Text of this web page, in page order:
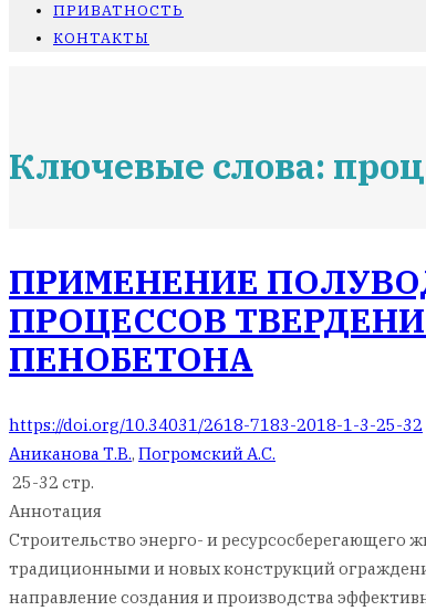
ПРИВАТНОСТЬ
КОНТАКТЫ
Ключевые слова:
ПРИМЕНЕНИЕ
ПРОЦЕССОВ
ПЕНОБЕТОНА
https://doi.org/10.34031/2618-7183-2018-1-3-25-32
Аниканова Т.В., Погромский А.С.
25-32 стр.
Аннотация
Строительство энерго- и
традиционными и новых конструкций
направление создания и производства